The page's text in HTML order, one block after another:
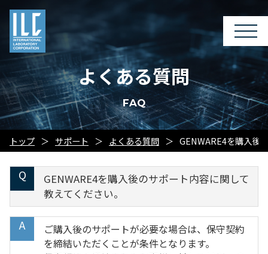
よくある質問
FAQ
トップ サポート よくある質問 GENWARE4を購入後
GENWARE4を購入後のサポート内容に関して
教えてください。
ご購入後のサポートが必要な場合は、保守契約
を締結いただくことが条件となります。